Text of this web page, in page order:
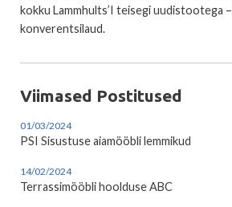
kokku Lammhults’I teisegi uudistootega –
konverentsilaud.
Viimased Postitused
01/03/2024
PSI Sisustuse aiamööbli lemmikud
14/02/2024
Terrassimööbli hoolduse ABC